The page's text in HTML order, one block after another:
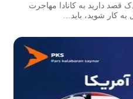
قصد دارید به کانادا مهاجرت
کار شوید، باید…